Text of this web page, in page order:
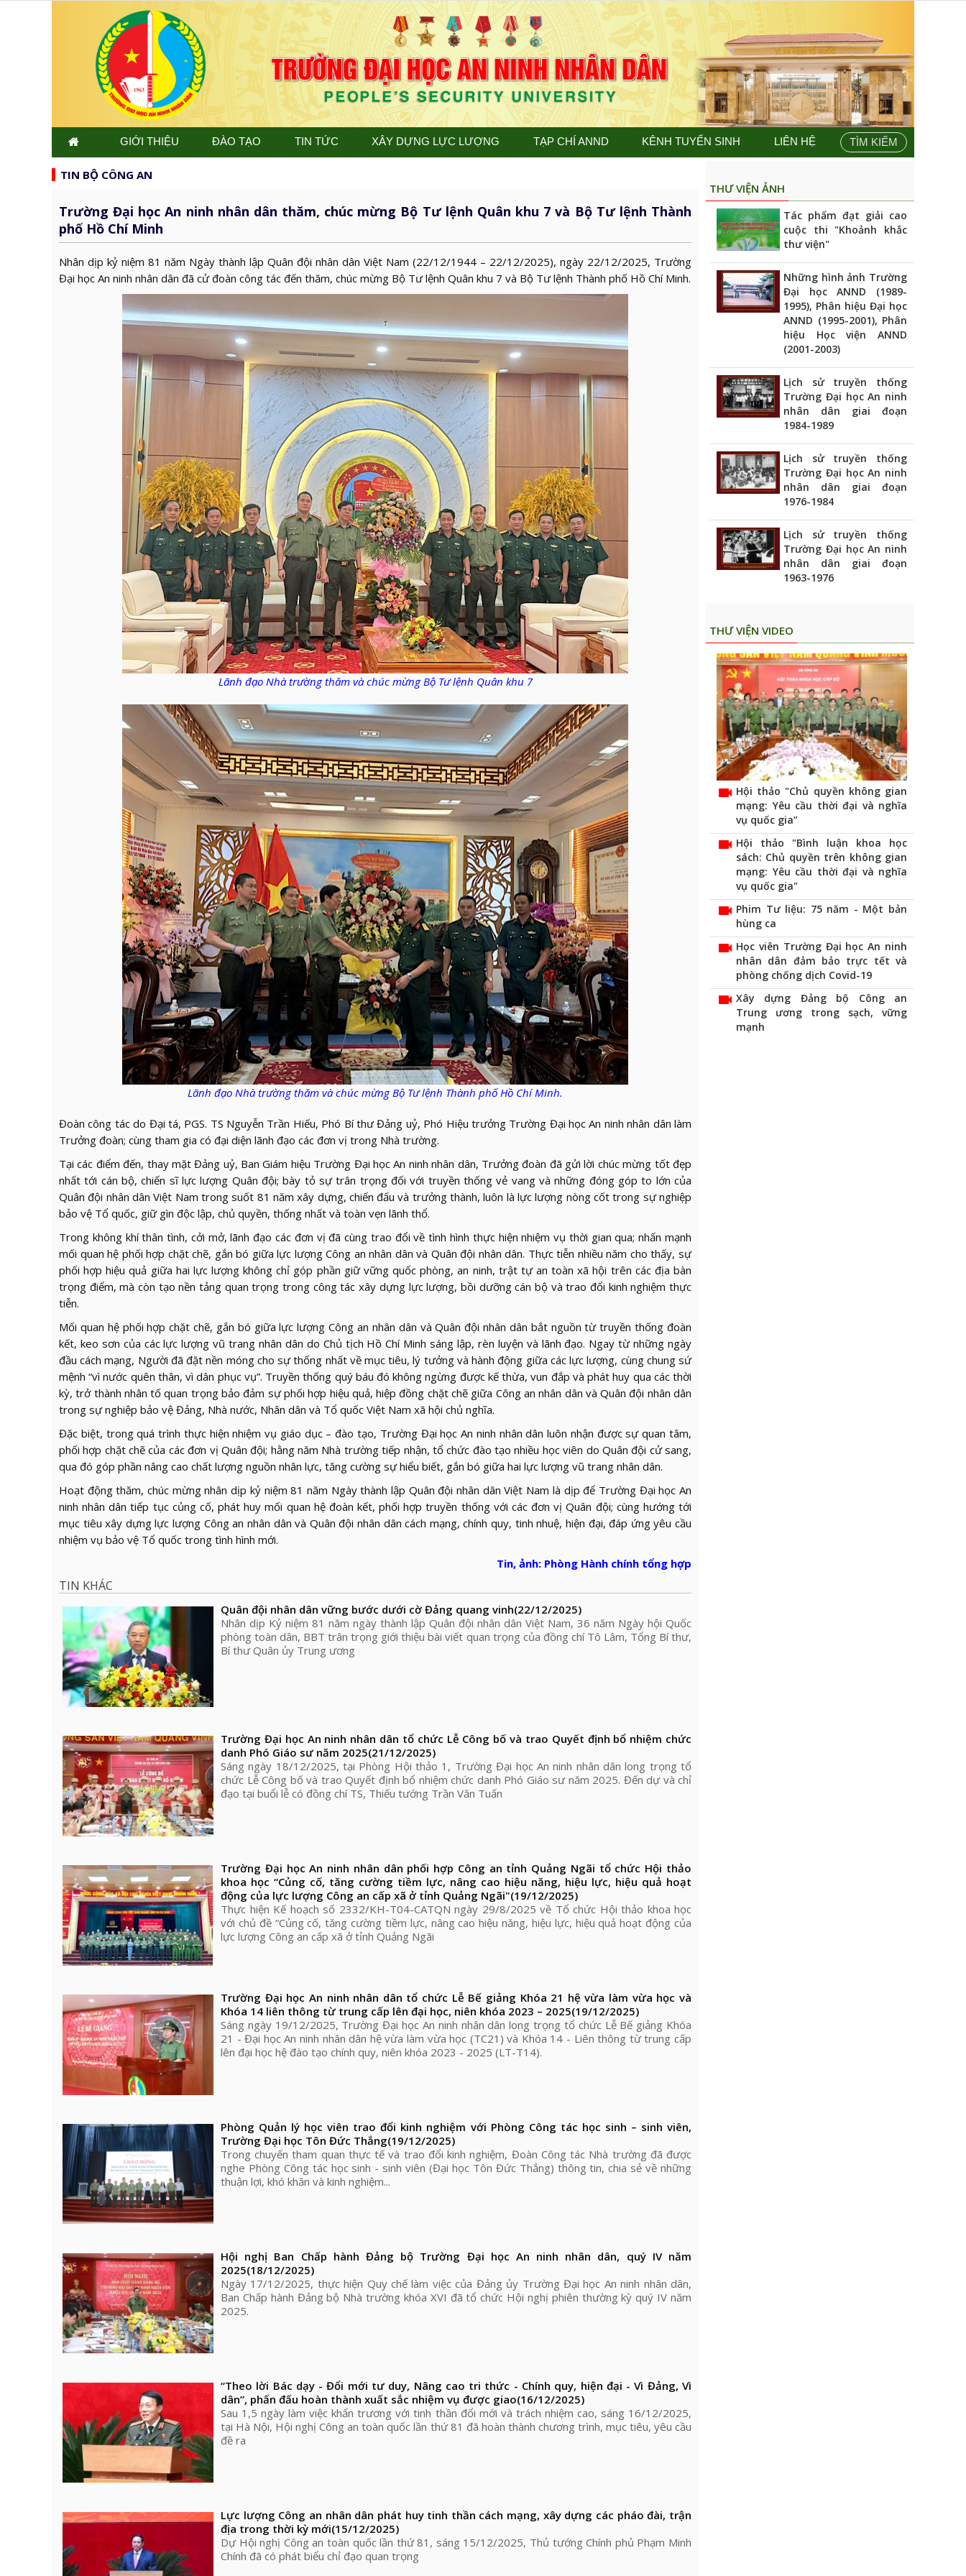
GIỚI THIỆU ĐÀO TẠO TIN TỨC XÂY DỰNG LỰC LƯỢNG TẠP CHÍ ANND KÊNH TUYỂN SINH LIÊN HỆ TÌM KIẾM
TIN BỘ CÔNG AN
Trường Đại học An ninh nhân dân thăm, chúc mừng Bộ Tư lệnh Quân khu 7 và Bộ Tư lệnh Thành
phố Hồ Chí Minh
Nhân dịp kỷ niệm 81 năm Ngày thành lập Quân đội nhân dân Việt Nam (22/12/1944 – 22/12/2025), ngày 22/12/2025, Trường
Đại học An ninh nhân dân đã cử đoàn công tác đến thăm, chúc mừng Bộ Tư lệnh Quân khu 7 và Bộ Tư lệnh Thành phố Hồ Chí Minh.
Lãnh đạo Nhà trường thăm và chúc mừng Bộ Tư lệnh Quân khu 7
Lãnh đạo Nhà trường thăm và chúc mừng Bộ Tư lệnh Thành phố Hồ Chí Minh.
Đoàn công tác do Đại tá, PGS. TS Nguyễn Trần Hiếu, Phó Bí thư Đảng uỷ, Phó Hiệu trưởng Trường Đại học An ninh nhân dân làm
Trưởng đoàn; cùng tham gia có đại diện lãnh đạo các đơn vị trong Nhà trường.
Tại các điểm đến, thay mặt Đảng uỷ, Ban Giám hiệu Trường Đại học An ninh nhân dân, Trưởng đoàn đã gửi lời chúc mừng tốt đẹp
nhất tới cán bộ, chiến sĩ lực lượng Quân đội; bày tỏ sự trân trọng đối với truyền thống vẻ vang và những đóng góp to lớn của
Quân đội nhân dân Việt Nam trong suốt 81 năm xây dựng, chiến đấu và trưởng thành, luôn là lực lượng nòng cốt trong sự nghiệp
bảo vệ Tổ quốc, giữ gìn độc lập, chủ quyền, thống nhất và toàn vẹn lãnh thổ.
Trong không khí thân tình, cởi mở, lãnh đạo các đơn vị đã cùng trao đổi về tình hình thực hiện nhiệm vụ thời gian qua; nhấn mạnh
mối quan hệ phối hợp chặt chẽ, gắn bó giữa lực lượng Công an nhân dân và Quân đội nhân dân. Thực tiễn nhiều năm cho thấy, sự
phối hợp hiệu quả giữa hai lực lượng không chỉ góp phần giữ vững quốc phòng, an ninh, trật tự an toàn xã hội trên các địa bàn
trọng điểm, mà còn tạo nền tảng quan trọng trong công tác xây dựng lực lượng, bồi dưỡng cán bộ và trao đổi kinh nghiệm thực
tiễn.
Mối quan hệ phối hợp chặt chẽ, gắn bó giữa lực lượng Công an nhân dân và Quân đội nhân dân bắt nguồn từ truyền thống đoàn
kết, keo sơn của các lực lượng vũ trang nhân dân do Chủ tịch Hồ Chí Minh sáng lập, rèn luyện và lãnh đạo. Ngay từ những ngày
đầu cách mạng, Người đã đặt nền móng cho sự thống nhất về mục tiêu, lý tưởng và hành động giữa các lực lượng, cùng chung sứ
mệnh “vì nước quên thân, vì dân phục vụ”. Truyền thống quý báu đó không ngừng được kế thừa, vun đắp và phát huy qua các thời
kỳ, trở thành nhân tố quan trọng bảo đảm sự phối hợp hiệu quả, hiệp đồng chặt chẽ giữa Công an nhân dân và Quân đội nhân dân
trong sự nghiệp bảo vệ Đảng, Nhà nước, Nhân dân và Tổ quốc Việt Nam xã hội chủ nghĩa.
Đặc biệt, trong quá trình thực hiện nhiệm vụ giáo dục – đào tạo, Trường Đại học An ninh nhân dân luôn nhận được sự quan tâm,
phối hợp chặt chẽ của các đơn vị Quân đội; hằng năm Nhà trường tiếp nhận, tổ chức đào tạo nhiều học viên do Quân đội cử sang,
qua đó góp phần nâng cao chất lượng nguồn nhân lực, tăng cường sự hiểu biết, gắn bó giữa hai lực lượng vũ trang nhân dân.
Hoạt động thăm, chúc mừng nhân dịp kỷ niệm 81 năm Ngày thành lập Quân đội nhân dân Việt Nam là dịp để Trường Đại học An
ninh nhân dân tiếp tục củng cố, phát huy mối quan hệ đoàn kết, phối hợp truyền thống với các đơn vị Quân đội; cùng hướng tới
mục tiêu xây dựng lực lượng Công an nhân dân và Quân đội nhân dân cách mạng, chính quy, tinh nhuệ, hiện đại, đáp ứng yêu cầu
nhiệm vụ bảo vệ Tổ quốc trong tình hình mới.
Tin, ảnh: Phòng Hành chính tổng hợp
TIN KHÁC
Quân đội nhân dân vững bước dưới cờ Đảng quang vinh(22/12/2025)
Nhân dịp Kỷ niệm 81 năm ngày thành lập Quân đội nhân dân Việt Nam, 36 năm Ngày hội Quốc
phòng toàn dân, BBT trân trọng giới thiệu bài viết quan trọng của đồng chí Tô Lâm, Tổng Bí thư,
Bí thư Quân ủy Trung ương
Trường Đại học An ninh nhân dân tổ chức Lễ Công bố và trao Quyết định bổ nhiệm chức
danh Phó Giáo sư năm 2025(21/12/2025)
Sáng ngày 18/12/2025, tại Phòng Hội thảo 1, Trường Đại học An ninh nhân dân long trọng tổ
chức Lễ Công bố và trao Quyết định bổ nhiệm chức danh Phó Giáo sư năm 2025. Đến dự và chỉ
đạo tại buổi lễ có đồng chí TS, Thiếu tướng Trần Văn Tuấn
Trường Đại học An ninh nhân dân phối hợp Công an tỉnh Quảng Ngãi tổ chức Hội thảo
khoa học “Củng cố, tăng cường tiềm lực, nâng cao hiệu năng, hiệu lực, hiệu quả hoạt
động của lực lượng Công an cấp xã ở tỉnh Quảng Ngãi"(19/12/2025)
Thực hiện Kế hoạch số 2332/KH-T04-CATQN ngày 29/8/2025 về Tổ chức Hội thảo khoa học
với chủ đề “Củng cố, tăng cường tiềm lực, nâng cao hiệu năng, hiệu lực, hiệu quả hoạt động của
lực lượng Công an cấp xã ở tỉnh Quảng Ngãi
Trường Đại học An ninh nhân dân tổ chức Lễ Bế giảng Khóa 21 hệ vừa làm vừa học và
Khóa 14 liên thông từ trung cấp lên đại học, niên khóa 2023 – 2025(19/12/2025)
Sáng ngày 19/12/2025, Trường Đại học An ninh nhân dân long trọng tổ chức Lễ Bế giảng Khóa
21 - Đại học An ninh nhân dân hệ vừa làm vừa học (TC21) và Khóa 14 - Liên thông từ trung cấp
lên đại học hệ đào tạo chính quy, niên khóa 2023 - 2025 (LT-T14).
Phòng Quản lý học viên trao đổi kinh nghiệm với Phòng Công tác học sinh – sinh viên,
Trường Đại học Tôn Đức Thắng(19/12/2025)
Trong chuyến tham quan thực tế và trao đổi kinh nghiệm, Đoàn Công tác Nhà trường đã được
nghe Phòng Công tác học sinh - sinh viên (Đại học Tôn Đức Thắng) thông tin, chia sẻ về những
thuận lợi, khó khăn và kinh nghiệm...
Hội nghị Ban Chấp hành Đảng bộ Trường Đại học An ninh nhân dân, quý IV năm
2025(18/12/2025)
Ngày 17/12/2025, thực hiện Quy chế làm việc của Đảng ủy Trường Đại học An ninh nhân dân,
Ban Chấp hành Đảng bộ Nhà trường khóa XVI đã tổ chức Hội nghị phiên thường kỳ quý IV năm
2025.
“Theo lời Bác dạy - Đổi mới tư duy, Nâng cao tri thức - Chính quy, hiện đại - Vì Đảng, Vì
dân”, phấn đấu hoàn thành xuất sắc nhiệm vụ được giao(16/12/2025)
Sau 1,5 ngày làm việc khẩn trương với tinh thần đổi mới và trách nhiệm cao, sáng 16/12/2025,
tại Hà Nội, Hội nghị Công an toàn quốc lần thứ 81 đã hoàn thành chương trình, mục tiêu, yêu cầu
đề ra
Lực lượng Công an nhân dân phát huy tinh thần cách mạng, xây dựng các pháo đài, trận
địa trong thời kỳ mới(15/12/2025)
Dự Hội nghị Công an toàn quốc lần thứ 81, sáng 15/12/2025, Thủ tướng Chính phủ Phạm Minh
Chính đã có phát biểu chỉ đạo quan trọng
THƯ VIỆN ẢNH
Tác phẩm đạt giải cao
cuộc thi "Khoảnh khắc
thư viện"
Những hình ảnh Trường
Đại học ANND (1989-
1995), Phân hiệu Đại học
ANND (1995-2001), Phân
hiệu Học viện ANND
(2001-2003)
Lịch sử truyền thống
Trường Đại học An ninh
nhân dân giai đoạn
1984-1989
Lịch sử truyền thống
Trường Đại học An ninh
nhân dân giai đoạn
1976-1984
Lịch sử truyền thống
Trường Đại học An ninh
nhân dân giai đoạn
1963-1976
THƯ VIỆN VIDEO
videocam Hội thảo "Chủ quyền không gian
mạng: Yêu cầu thời đại và nghĩa
vụ quốc gia”
videocam Hội thảo "Bình luận khoa học
sách: Chủ quyền trên không gian
mạng: Yêu cầu thời đại và nghĩa
vụ quốc gia"
videocam Phim Tư liệu: 75 năm - Một bản
hùng ca
videocam Học viên Trường Đại học An ninh
nhân dân đảm bảo trực tết và
phòng chống dịch Covid-19
videocam Xây dựng Đảng bộ Công an
Trung ương trong sạch, vững
mạnh